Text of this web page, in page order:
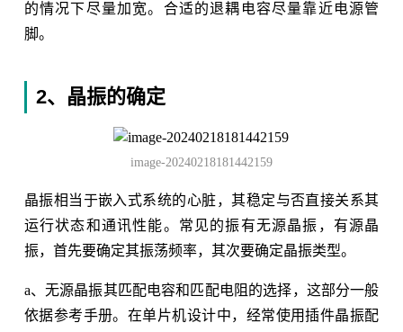
的情况下尽量加宽。合适的退耦电容尽量靠近电源管
脚。
2、晶振的确定
image-20240218181442159
晶振相当于嵌入式系统的心脏，其稳定与否直接关系其
运行状态和通讯性能。常见的振有无源晶振，有源晶
振，首先要确定其振荡频率，其次要确定晶振类型。
a、无源晶振其匹配电容和匹配电阻的选择，这部分一般
依据参考手册。在单片机设计中，经常使用插件晶振配